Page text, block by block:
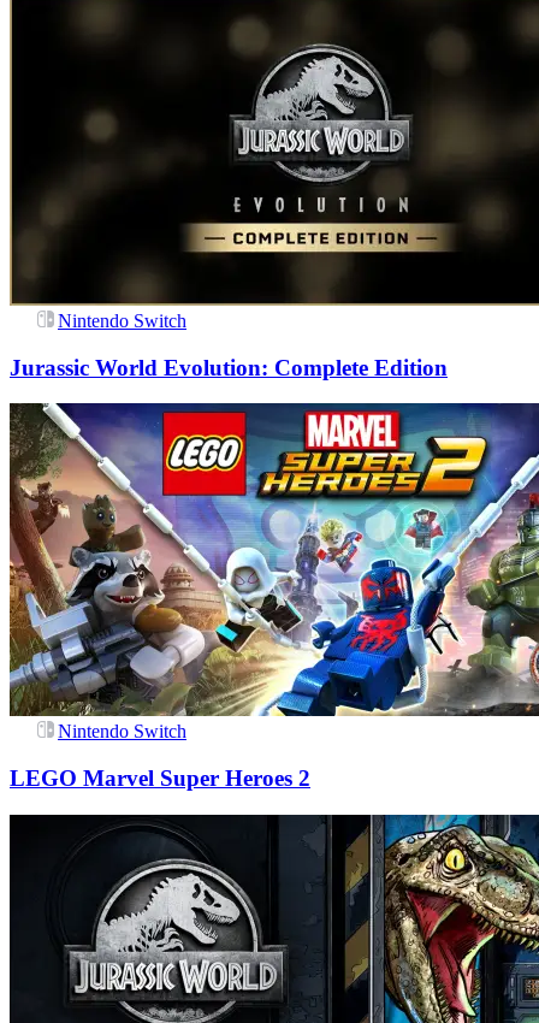
Nintendo Switch
Jurassic World Evolution: Complete Edition
Nintendo Switch
LEGO Marvel Super Heroes 2